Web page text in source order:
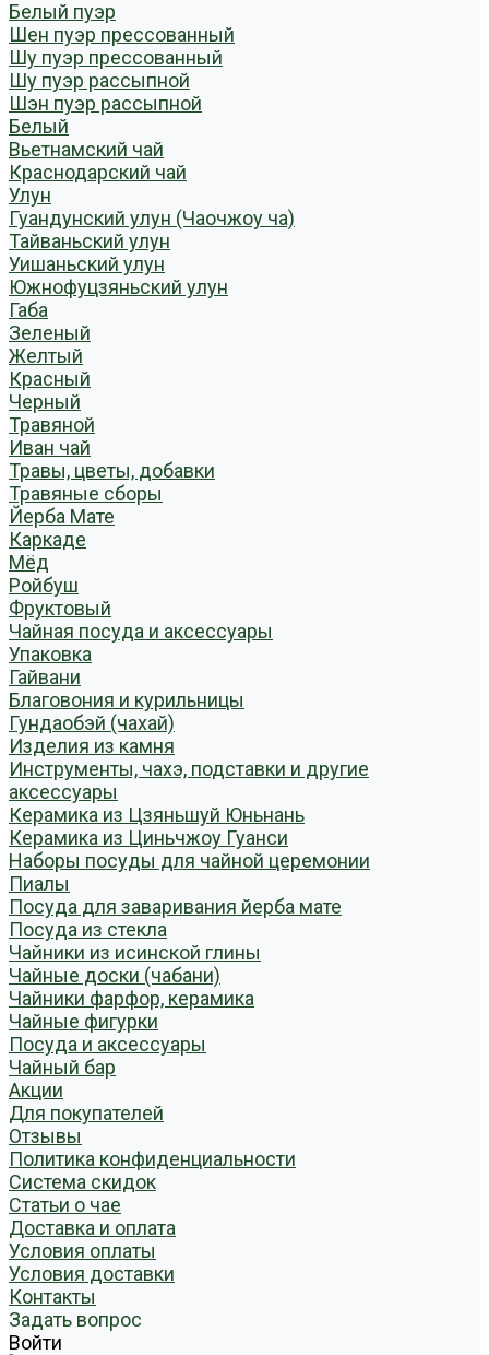
Белый пуэр
Шен пуэр прессованный
Шу пуэр прессованный
Шу пуэр рассыпной
Шэн пуэр рассыпной
Белый
Вьетнамский чай
Краснодарский чай
Улун
Гуандунский улун (Чаочжоу ча)
Тайваньский улун
Уишаньский улун
Южнофуцзяньский улун
Габа
Зеленый
Желтый
Красный
Черный
Травяной
Иван чай
Травы, цветы, добавки
Травяные сборы
Йерба Мате
Каркаде
Мёд
Ройбуш
Фруктовый
Чайная посуда и аксессуары
Упаковка
Гайвани
Благовония и курильницы
Гундаобэй (чахай)
Изделия из камня
Инструменты, чахэ, подставки и другие
аксессуары
Керамика из Цзяньшуй Юньнань
Керамика из Циньчжоу Гуанси
Наборы посуды для чайной церемонии
Пиалы
Посуда для заваривания йерба мате
Посуда из стекла
Чайники из исинской глины
Чайные доски (чабани)
Чайники фарфор, керамика
Чайные фигурки
Посуда и аксессуары
Чайный бар
Акции
Для покупателей
Отзывы
Политика конфиденциальности
Система скидок
Статьи о чае
Доставка и оплата
Условия оплаты
Условия доставки
Контакты
Задать вопрос
Войти